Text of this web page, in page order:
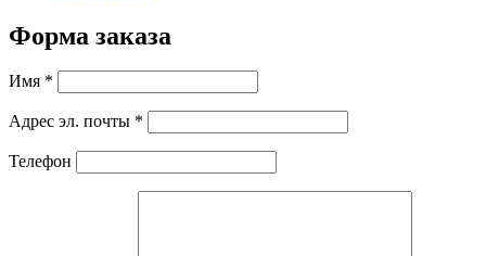
Форма заказа
Имя *
Адрес эл. почты *
Телефон